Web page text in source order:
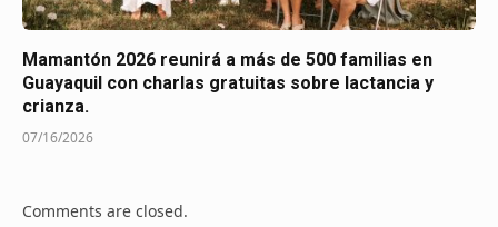
Mamantón 2026 reunirá a más de 500 familias en
Guayaquil con charlas gratuitas sobre lactancia y
crianza.
07/16/2026
Comments are closed.